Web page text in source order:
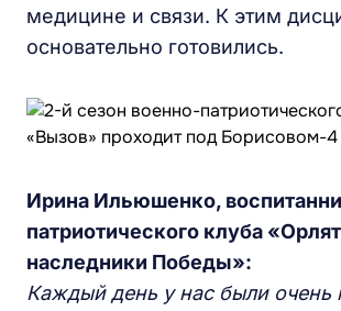
медицине и связи. К этим
основательно готовились.
Ирина Ильюшенко,
патриотического клуба
наследники Победы»:
Каждый день у нас были